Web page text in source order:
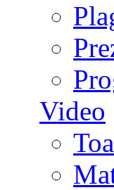
Video